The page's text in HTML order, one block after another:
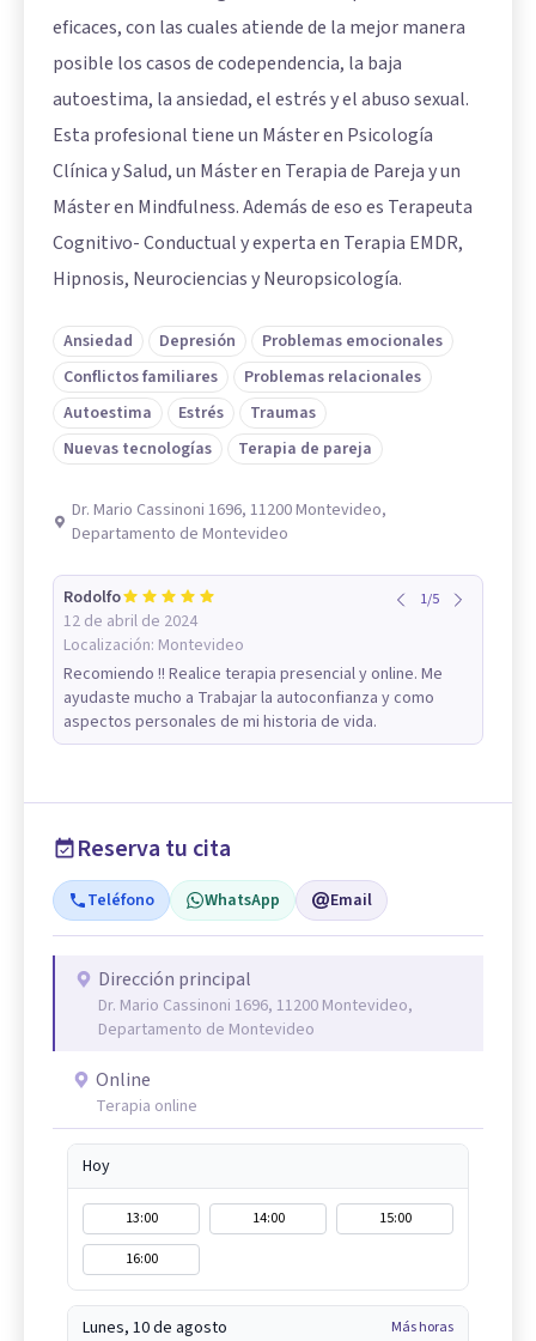
eficaces, con las cuales atiende de la mejor manera
posible los casos de codependencia, la baja
autoestima, la ansiedad, el estrés y el abuso sexual.
Esta profesional tiene un Máster en Psicología
Clínica y Salud, un Máster en Terapia de Pareja y un
Máster en Mindfulness. Además de eso es Terapeuta
Cognitivo- Conductual y experta en Terapia EMDR,
Hipnosis, Neurociencias y Neuropsicología.
Ansiedad Depresión
Problemas emocionales
Conflictos familiares
Problemas relacionales
Autoestima
Estrés
Traumas
Nuevas tecnologías
Terapia de pareja
Dr. Mario Cassinoni 1696, 11200 Montevideo,
Departamento de Montevideo
Rodolfo
12 de abril de 2024
Localización: Montevideo
1/5
Recomiendo !! Realice terapia presencial y online. Me
ayudaste mucho a Trabajar la autoconfianza y como
aspectos personales de mi historia de vida.
Reserva tu cita
Teléfono WhatsApp Email
Dirección principal
Dr. Mario Cassinoni 1696, 11200 Montevideo,
Departamento de Montevideo
Online
Terapia online
Hoy
13:00 14:00
15:00
16:00
Lunes, 10 de agosto Más horas